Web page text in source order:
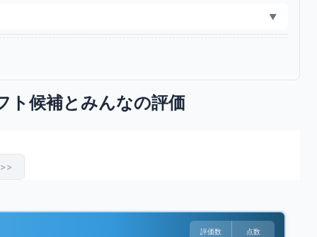
▼
ト候補とみんなの評価
評価数 点数